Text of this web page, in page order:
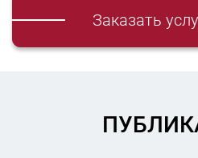
Заказать